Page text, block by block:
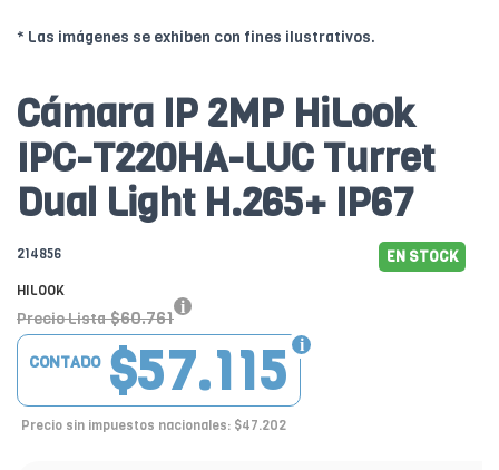
* Las imágenes se exhiben con fines ilustrativos.
Cámara IP 2MP HiLook
IPC-T220HA-LUC Turret
Dual Light H.265+ IP67
214856 EN STOCK
HILOOK
Precio Lista $60.761
$57.115
CONTADO
Precio sin impuestos nacionales: $47.202